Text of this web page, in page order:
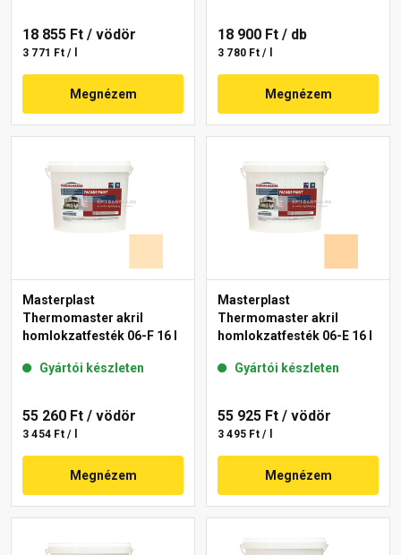
18 855 Ft / vödör
3 771 Ft / l
Megnézem
18 900 Ft / db
3 780 Ft / l
Megnézem
Masterplast
Thermomaster akril
homlokzatfesték 06-F 16 l
Gyártói készleten
55 260 Ft / vödör
3 454 Ft / l
Megnézem
Masterplast
Thermomaster akril
homlokzatfesték 06-E 16 l
Gyártói készleten
55 925 Ft / vödör
3 495 Ft / l
Megnézem